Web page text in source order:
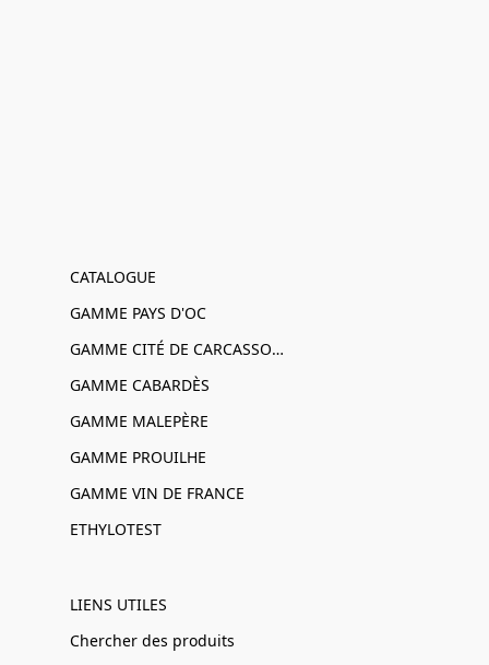
CATALOGUE
GAMME PAYS D'OC
GAMME CITÉ DE CARCASSONNE
GAMME CABARDÈS
GAMME MALEPÈRE
GAMME PROUILHE
GAMME VIN DE FRANCE
ETHYLOTEST
LIENS UTILES
Chercher des produits